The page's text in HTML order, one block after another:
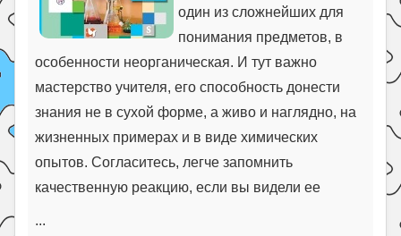
один из сложнейших для
понимания предметов, в
особенности неорганическая. И тут важно
мастерство учителя, его способность донести
знания не в сухой форме, а живо и наглядно, на
жизненных примерах и в виде химических
опытов. Согласитесь, легче запомнить
качественную реакцию, если вы видели ее
...